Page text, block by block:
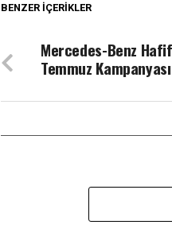
BENZER İÇERIKLER
Mercedes-Benz
Temmuz